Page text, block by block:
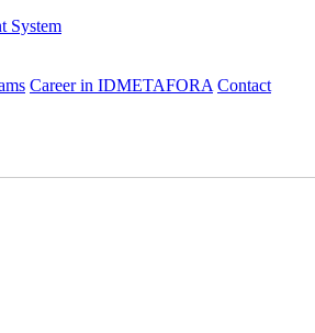
System
Career in IDMETAFORA Contact